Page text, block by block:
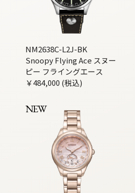
NM2638C-L2J-BK
Snoopy Flying Ace スヌー
ピー フライングエース
￥484,000 (税込)
NEW